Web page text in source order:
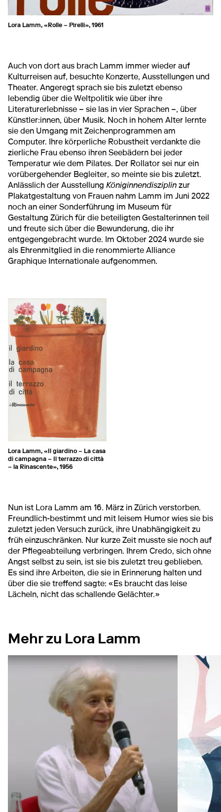
Lora Lamm, «Rolle – Pirelli», 1961
Auch von dort aus brach Lamm immer wieder auf
Kulturreisen auf, besuchte Konzerte, Ausstellungen und
Theater. Angeregt sprach sie bis zuletzt ebenso
lebendig über die Weltpolitik wie über ihre
Literaturerlebnisse – sie las in vier Sprachen –, über
Künstler:innen, über Musik. Noch in hohem Alter lernte
sie den Umgang mit Zeichenprogrammen am
Computer. Ihre körperliche Robustheit verdankte die
zierliche Frau ebenso ihren Seebädern bei jeder
Temperatur wie dem Pilates. Der Rollator sei nur ein
vorübergehender Begleiter, so meinte sie bis zuletzt.
Anlässlich der Ausstellung Königinnendisziplin zur
Plakatgestaltung von Frauen nahm Lamm im Juni 2022
noch an einer Sonderführung im Museum für
Gestaltung Zürich für die beteiligten Gestalterinnen teil
und freute sich über die Bewunderung, die ihr
entgegengebracht wurde. Im Oktober 2024 wurde sie
als Ehrenmitglied in die renommierte Alliance
Graphique Internationale aufgenommen.
Lora Lamm, «Il giardino – La casa
di campagna – Il terrazzo di città
– la Rinascente», 1956
Nun ist Lora Lamm am 16. März in Zürich verstorben.
Freundlich-bestimmt und mit leisem Humor wies sie bis
zuletzt jeden Versuch zurück, ihre Unabhängigkeit zu
früh einzuschränken. Nur kurze Zeit musste sie noch auf
der Pflegeabteilung verbringen. Ihrem Credo, sich ohne
Angst selbst zu sein, ist sie bis zuletzt treu geblieben.
Es sind ihre Arbeiten, die sie in Erinnerung halten und
über die sie treffend sagte: «Es braucht das leise
Lächeln, nicht das schallende Gelächter.»
Mehr zu Lora Lamm